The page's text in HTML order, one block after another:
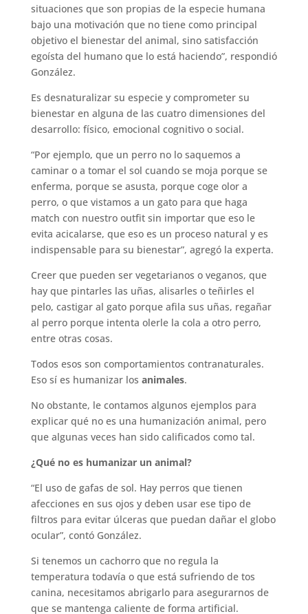
situaciones que son propias de la especie humana
bajo una motivación que no tiene como principal
objetivo el bienestar del animal, sino satisfacción
egoísta del humano que lo está haciendo”, respondió
González.
Es desnaturalizar su especie y comprometer su
bienestar en alguna de las cuatro dimensiones del
desarrollo: físico, emocional cognitivo o social.
“Por ejemplo, que un perro no lo saquemos a
caminar o a tomar el sol cuando se moja porque se
enferma, porque se asusta, porque coge olor a
perro, o que vistamos a un gato para que haga
match con nuestro outfit sin importar que eso le
evita acicalarse, que eso es un proceso natural y es
indispensable para su bienestar”, agregó la experta.
Creer que pueden ser vegetarianos o veganos, que
hay que pintarles las uñas, alisarles o teñirles el
pelo, castigar al gato porque afila sus uñas, regañar
al perro porque intenta olerle la cola a otro perro,
entre otras cosas.
Todos esos son comportamientos contranaturales.
Eso sí es humanizar los animales.
No obstante, le contamos algunos ejemplos para
explicar qué no es una humanización animal, pero
que algunas veces han sido calificados como tal.
¿Qué no es humanizar un animal?
“El uso de gafas de sol. Hay perros que tienen
afecciones en sus ojos y deben usar ese tipo de
filtros para evitar úlceras que puedan dañar el globo
ocular”, contó González.
Si tenemos un cachorro que no regula la
temperatura todavía o que está sufriendo de tos
canina, necesitamos abrigarlo para asegurarnos de
que se mantenga caliente de forma artificial.